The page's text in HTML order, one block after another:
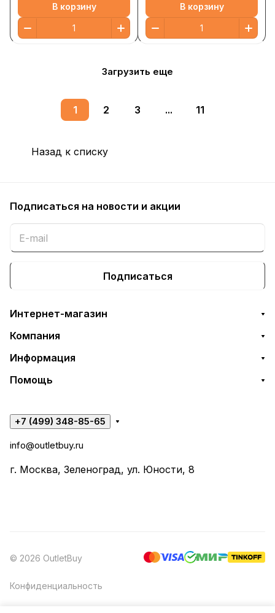
В корзину В корзину
Загрузить еще
1 2 3 ... 11
Назад к списку
Подписаться на новости и акции
Подписаться
Интернет-магазин
Компания
Информация
Помощь
+7 (499) 348-85-65
info@outletbuy.ru
г. Москва, Зеленоград, ул. Юности, 8
© 2026 OutletBuy
Конфиденциальность